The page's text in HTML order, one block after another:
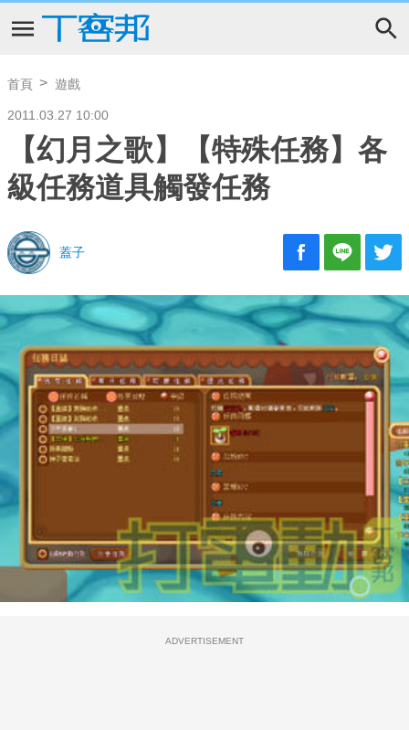
首頁 遊戲
2011.03.27 10:00
【幻月之歌】【特殊任務】各
級任務道具觸發任務
蓋子
ADVERTISEMENT